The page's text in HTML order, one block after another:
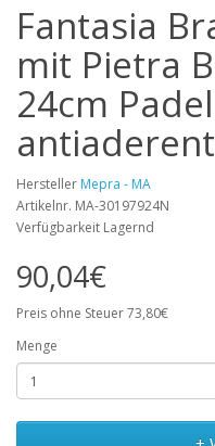
Fantasia
mit Pietra
24cm
Hersteller Mepra - MA
Artikelnr. MA-30197924N
Verfügbarkeit Lagernd
90,04€
Preis ohne Steuer 73,80€
Menge